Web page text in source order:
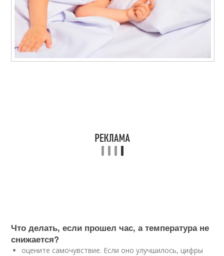
Что делать, если прошел час, а температура не
снижается?
оцените самочувствие. Если оно улучшилось, цифры